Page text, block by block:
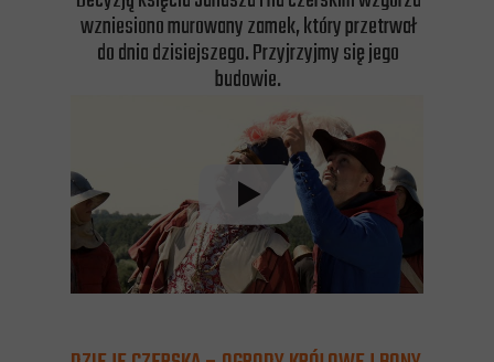
wzniesiono murowany zamek, który przetrwał
do dnia dzisiejszego. Przyjrzyjmy się jego
budowie.